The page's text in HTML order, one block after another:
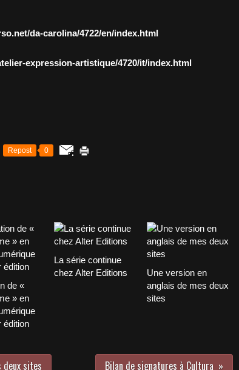
da-carolina/4722/en/index.html
expression-artistique/4720/it/index.html
Repost 0
de «
» en
édition
La série continue
chez Alter Editions
Une version en
anglais de mes deux
sites
deux sites Bilan de signatures à Cultura